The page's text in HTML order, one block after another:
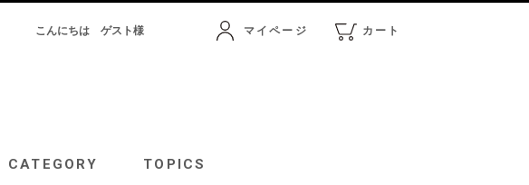
こんにちはゲスト様 マイページ カート
CATEGORY TOPICS